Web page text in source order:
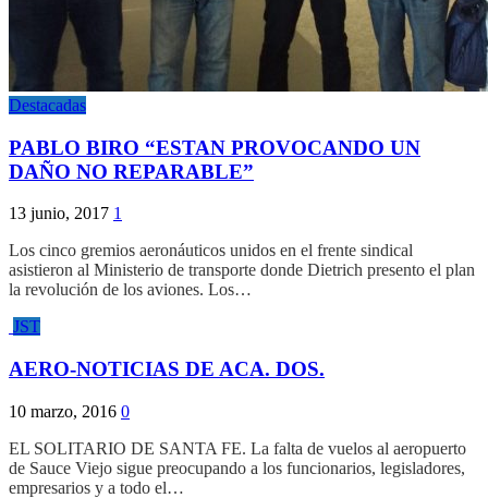
Destacadas
PABLO BIRO “ESTAN PROVOCANDO UN
DAÑO NO REPARABLE”
13 junio, 2017 1
Los cinco gremios aeronáuticos unidos en el frente sindical
asistieron al Ministerio de transporte donde Dietrich presento el plan
la revolución de los aviones. Los…
JST
AERO-NOTICIAS DE ACA. DOS.
10 marzo, 2016 0
EL SOLITARIO DE SANTA FE. La falta de vuelos al aeropuerto
de Sauce Viejo sigue preocupando a los funcionarios, legisladores,
empresarios y a todo el…